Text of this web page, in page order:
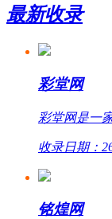
最新收录
彩堂网
彩堂网是一
收录日期：
铭煌网